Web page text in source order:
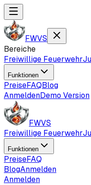
FWVS
Bereiche
Freiwillige Feuerwehr
Funktionen
PreiseFAQBlog
AnmeldenDemo Version
FWVS
Freiwillige Feuerwehr
Funktionen
PreiseFAQ
BlogAnmelden
Anmelden